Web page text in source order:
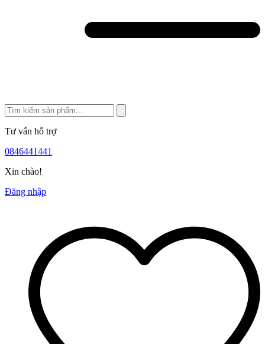
Tư vấn hỗ trợ
0846441441
Xin chào!
Đăng nhập